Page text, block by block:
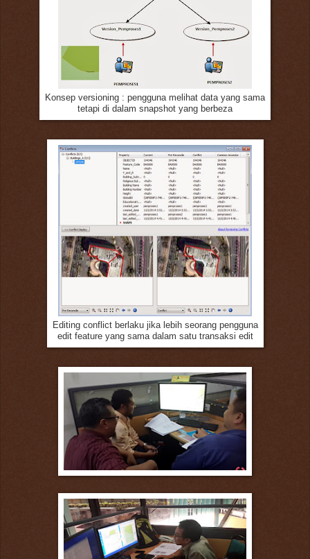
Konsep versioning : pengguna melihat data yang sama
tetapi di dalam snapshot yang berbeza
Editing conflict berlaku jika lebih seorang pengguna
edit feature yang sama dalam satu transaksi edit